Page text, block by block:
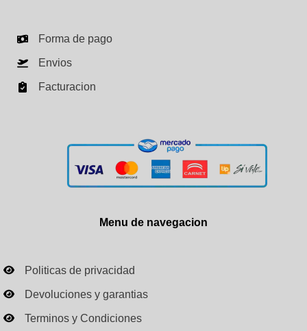
Forma de pago
Envios
Facturacion
Menu de navegacion
Politicas de privacidad
Devoluciones y garantias
Terminos y Condiciones